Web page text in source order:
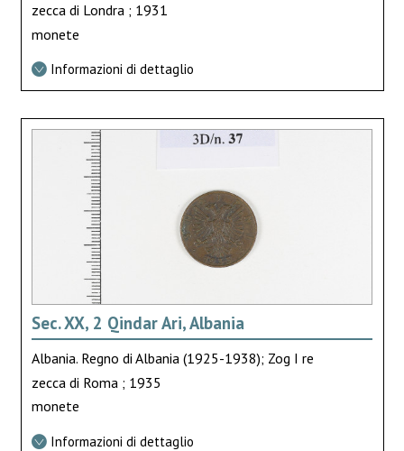
zecca di Londra ; 1931
monete
Informazioni di dettaglio
Sec. XX, 2 Qindar Ari, Albania
Albania. Regno di Albania (1925-1938); Zog I re
zecca di Roma ; 1935
monete
Informazioni di dettaglio